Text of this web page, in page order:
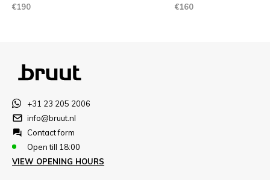
€190 €160
+31 23 205 2006
info@bruut.nl
Contact form
Open till 18:00
VIEW OPENING HOURS